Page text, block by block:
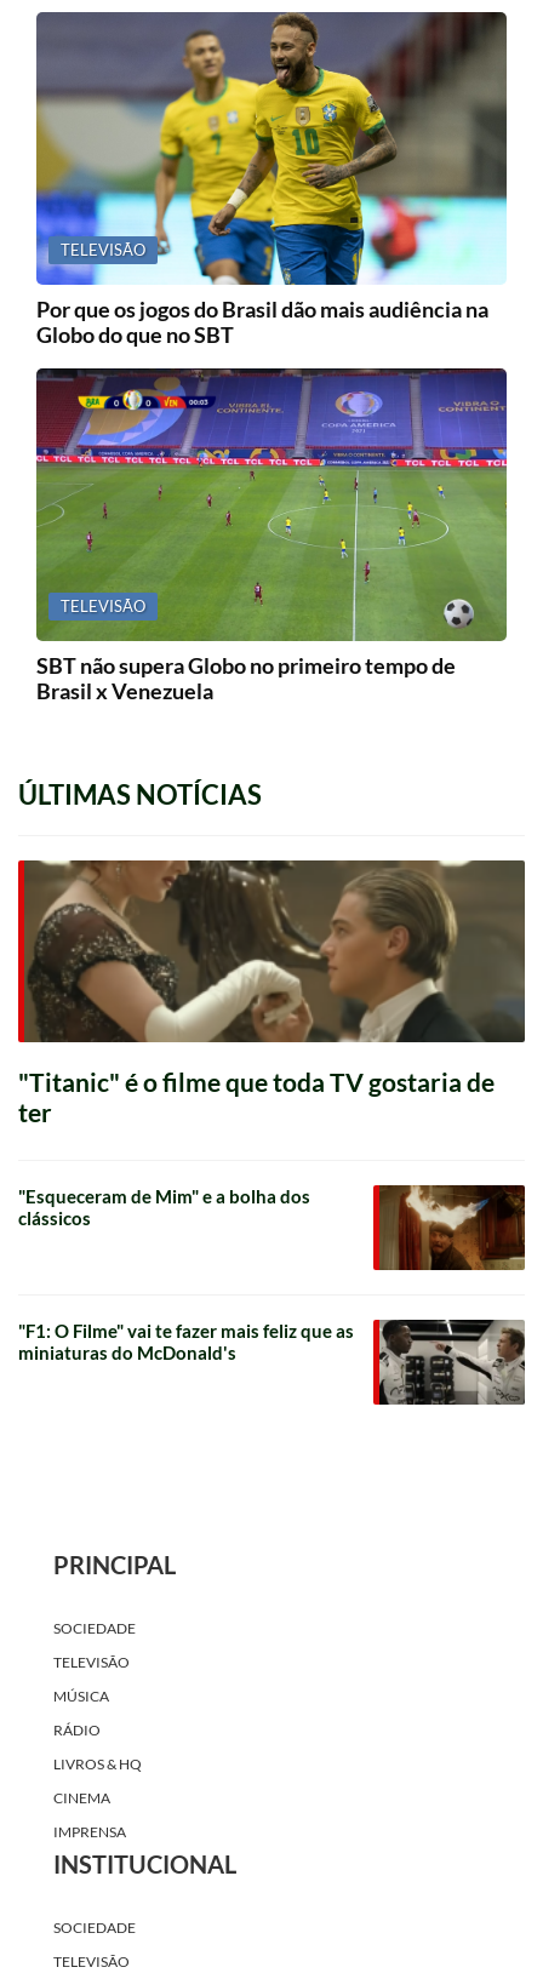
TELEVISÃO
Por que os jogos do Brasil dão mais audiência na
Globo do que no SBT
TELEVISÃO
SBT não supera Globo no primeiro tempo de
Brasil x Venezuela
ÚLTIMAS NOTÍCIAS
"Titanic" é o filme que toda TV gostaria de
ter
"Esqueceram de Mim" e a bolha dos
clássicos
"F1: O Filme" vai te fazer mais feliz que as
miniaturas do McDonald's
PRINCIPAL
SOCIEDADE
TELEVISÃO
MÚSICA
RÁDIO
LIVROS & HQ
CINEMA
IMPRENSA
INSTITUCIONAL
SOCIEDADE
TELEVISÃO